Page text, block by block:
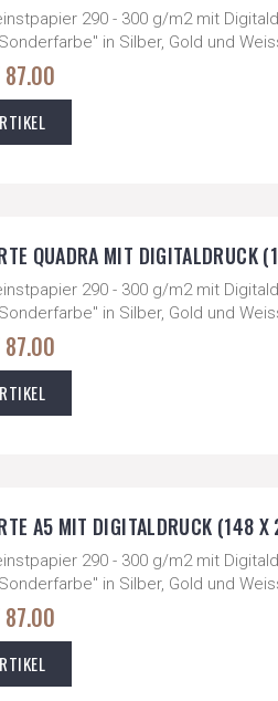
290 - 300 g/m2 mit
in Silber, Gold und
87.00
QUADRA MIT
290 - 300 g/m2 mit
in Silber, Gold und
87.00
A5 MIT DIGITALDRUCK (148
290 - 300 g/m2 mit
in Silber, Gold und
87.00